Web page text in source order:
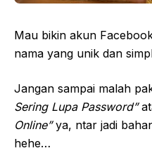
Mau bikin akun
nama yang unik dan
Jangan sampai malah
Sering Lupa Password”
Online”ya, ntar jadi
hehe…